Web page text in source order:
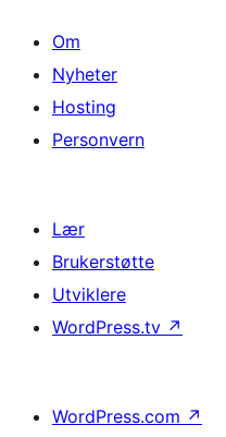
Om
Nyheter
Hosting
Personvern
Lær
Brukerstøtte
Utviklere
WordPress.tv ↗
WordPress.com ↗